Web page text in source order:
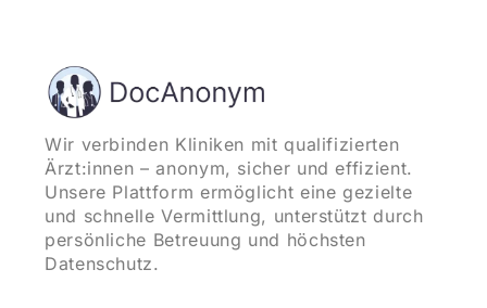
Wir verbinden Kliniken mit qualifizierten
Ärzt:innen – anonym, sicher und effizient.
Unsere Plattform ermöglicht eine gezielte
und schnelle Vermittlung, unterstützt durch
persönliche Betreuung und höchsten
Datenschutz.